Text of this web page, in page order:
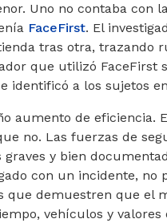
Uno no contaba con
FaceFirst. El
tras otra, trazando
que utilizó FaceFirst
identificó a los sujetos
aumento de eficiencia.
no. Las fuerzas de
y bien
con un incidente, no
que demuestren que el
vehículos y